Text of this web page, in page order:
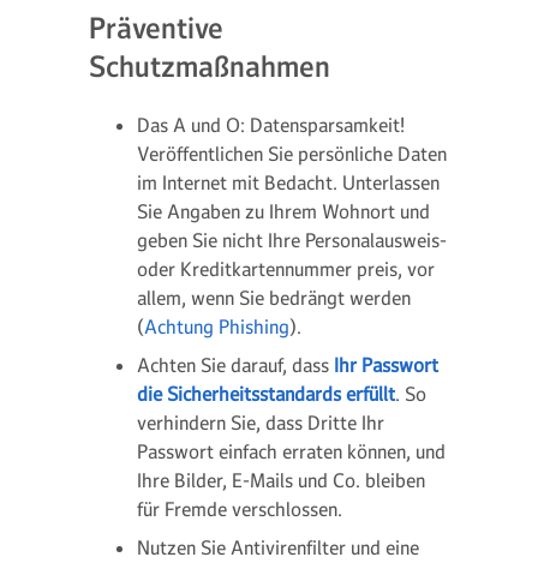
Präventive
Schutzmaßnahmen
Das A und O: Datensparsamkeit!
Veröffentlichen Sie persönliche Daten
im Internet mit Bedacht. Unterlassen
Sie Angaben zu Ihrem Wohnort und
geben Sie nicht Ihre Personalausweis-
oder Kreditkartennummer preis, vor
allem, wenn Sie bedrängt werden
(Achtung Phishing).
Achten Sie darauf, dass Ihr Passwort
die Sicherheitsstandards erfüllt. So
verhindern Sie, dass Dritte Ihr
Passwort einfach erraten können, und
Ihre Bilder, E-Mails und Co. bleiben
für Fremde verschlossen.
Nutzen Sie Antivirenfilter und eine